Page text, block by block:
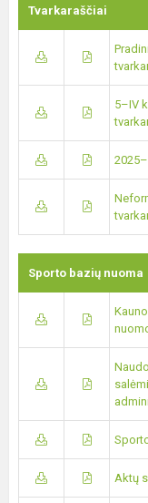
Tvarkaraščiai
5–IV
Sporto bazių nuoma
Aktų